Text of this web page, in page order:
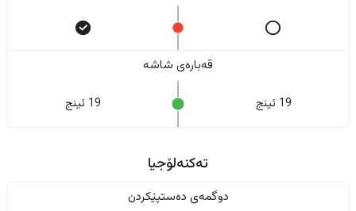
قەبارەی شاشە
19 ئینج 19 ئینج
تەکنەلۆجیا
دوگمەی دەستپێکردن